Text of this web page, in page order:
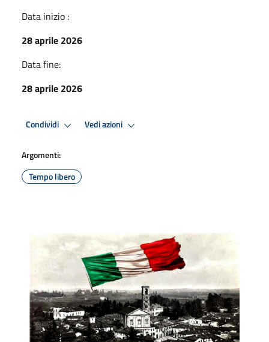
Data inizio :
28 aprile 2026
Data fine:
28 aprile 2026
Condividi Vedi azioni
Argomenti:
Tempo libero